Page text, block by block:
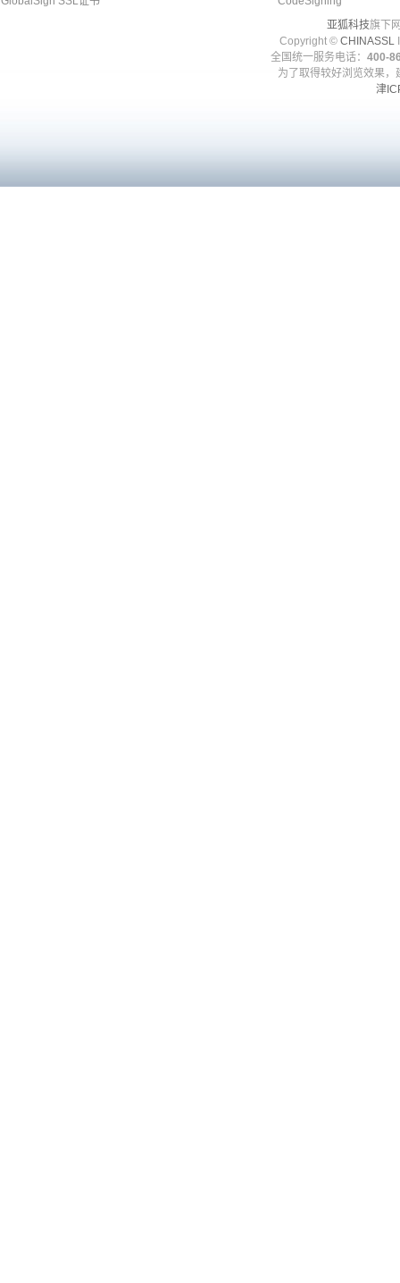
亚狐科技旗下
Copyright © CHINASSL
全国统一服务电话： 400-
为了取得较好浏览效果
津